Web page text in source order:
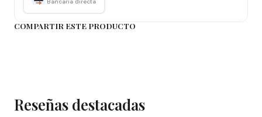
firmeza con el uso continuo.
COMPARTIR ESTE PRODUCTO
Reseñas destacadas